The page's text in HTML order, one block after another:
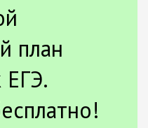
план
ЕГЭ.